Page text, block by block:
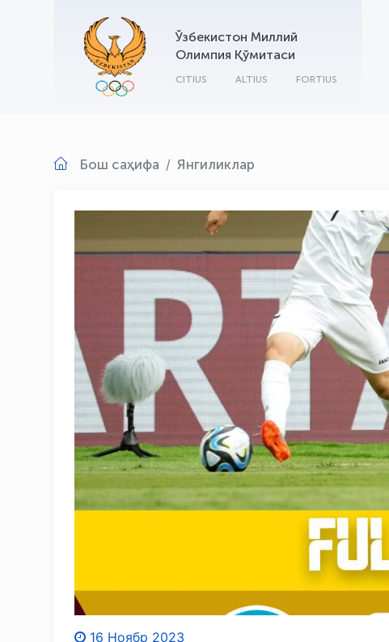
Ўзбекистон Миллий
Олимпия Қўмитаси
CITIUS ALTIUS FORTIUS
Бош саҳифа Янгиликлар
16 Ноябр 2023